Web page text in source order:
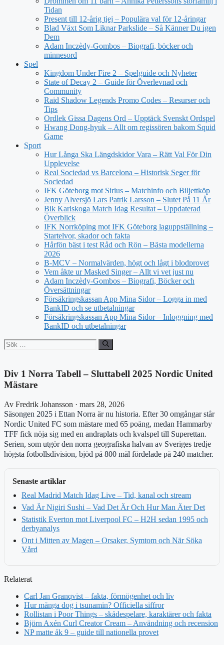
Tidan
Present till 12-årig tjej – Populära val för 12-åringar
Blad Växt Som Liknar Parkslide – Så Känner Du igen
Dem
Adam Inczèdy-Gombos – Biografi, böcker och
minnesord
Spel
Kingdom Under Fire 2 – Spelguide och Nyheter
State of Decay 2 – Guide för Överlevnad och
Community
Raid Shadow Legends Promo Codes – Resurser och
Tips
Ordlek Gissa Dagens Ord – Upptäck Svenskt Ordspel
Hwang Dong-hyuk – Allt om regissören bakom Squid
Game
Sport
Hur Långa Ska Längdskidor Vara – Rätt Val För Din
Upplevelse
Real Sociedad vs Barcelona – Historisk Seger för
Sociedad
IFK Göteborg mot Sirius – Matchinfo och Biljettköp
Jenny Alversjö Lars Patrik Larsson – Slutet På 11 År
Bik Karlskoga Match Idag Resultat – Uppdaterad
Överblick
IFK Norrköping mot IFK Göteborg laguppställning –
Startelvor, skador och fakta
Hårfön bäst i test Råd och Rön – Bästa modellerna
2026
B-MCV – Normalvärden, högt och lågt i blodprovet
Vem åkte ur Masked Singer – Allt vi vet just nu
Adam Inczèdy-Gombos – Biografi, Böcker och
Översättningar
Försäkringskassan App Mina Sidor – Logga in med
BankID och se utbetalningar
Försäkringskassan App Mina Sidor – Inloggning med
BankID och utbetalningar
Sök
efter:
Div 1 Norra Tabell – Sluttabell 2025 Nordic United
Mästare
Av Fredrik Johansson · mars 28, 2026
Säsongen 2025 i Ettan Norra är nu historia. Efter 30 omgångar står
Nordic United FC som mästare med 65 poäng, medan Hammarby
TFF fick nöja sig med en andraplats och kvalspel till Superettan.
Serien, som utgör den norra geografiska halvan av Sveriges tredje
högsta fotbollsdivision, bjöd på 800 mål fördelade på 240 matcher.
Senaste artiklar
Real Madrid Match Idag Live – Tid, kanal och stream
Vad Är Nigiri Sushi – Vad Det Är Och Hur Man Äter Det
Statistik Everton mot Liverpool FC – H2H sedan 1995 och
derbyanalys
Ont i Mitten av Magen – Orsaker, Symtom och När Söka
Vård
Relaterat
Carl Jan Granqvist – fakta, förmögenhet och liv
Hur många dog i tsunamin? Officiella siffror
Rollistan i Poor Things – skådespelare, karaktärer och fakta
Björn Axén Curl Creator Cream – Användning och recension
NP matte åk 9 – guide till nationella provet